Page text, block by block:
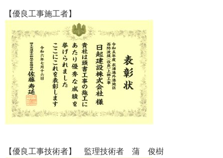
【優良工事施工者】
【優良工事技術者】 監理技術者 蒲 俊樹